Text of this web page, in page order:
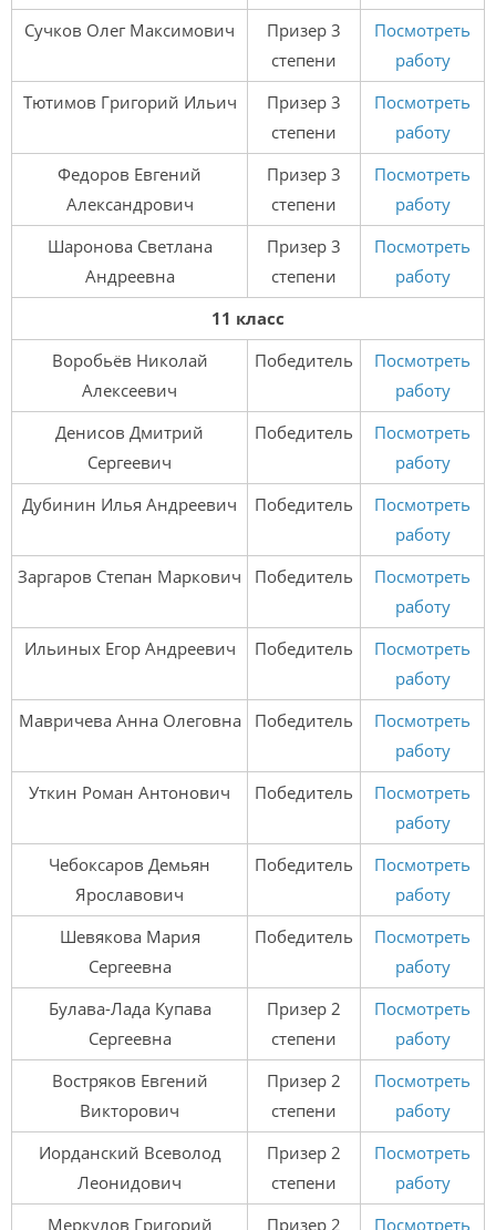
Сучков Олег Максимович
Призер 3
степени
Посмотреть
работу
Тютимов Григорий Ильич
Призер 3
степени
Посмотреть
работу
Федоров Евгений
Александрович
Призер 3
степени
Посмотреть
работу
Шаронова Светлана
Андреевна
Призер 3
степени
Посмотреть
работу
11 класс
Воробьёв Николай
Алексеевич
Победитель
Посмотреть
работу
Денисов Дмитрий
Сергеевич
Победитель
Посмотреть
работу
Дубинин Илья Андреевич
Победитель
Посмотреть
работу
Заргаров Степан Маркович
Победитель
Посмотреть
работу
Ильиных Егор Андреевич
Победитель
Посмотреть
работу
Мавричева Анна Олеговна
Победитель
Посмотреть
работу
Уткин Роман Антонович
Победитель
Посмотреть
работу
Чебоксаров Демьян
Ярославович
Победитель
Посмотреть
работу
Шевякова Мария
Сергеевна
Победитель
Посмотреть
работу
Булава-Лада Купава
Сергеевна
Призер 2
степени
Посмотреть
работу
Востряков Евгений
Викторович
Призер 2
степени
Посмотреть
работу
Иорданский Всеволод
Леонидович
Призер 2
степени
Посмотреть
работу
Меркулов Григорий
Призер 2 Посмотреть